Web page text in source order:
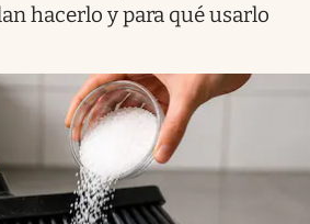
hacerlo y para qué usarlo